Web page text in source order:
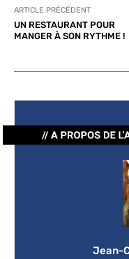
ARTICLE PRÉCÉDENT
UN RESTAURANT POUR
MANGER À SON RYTHME !
Jean-